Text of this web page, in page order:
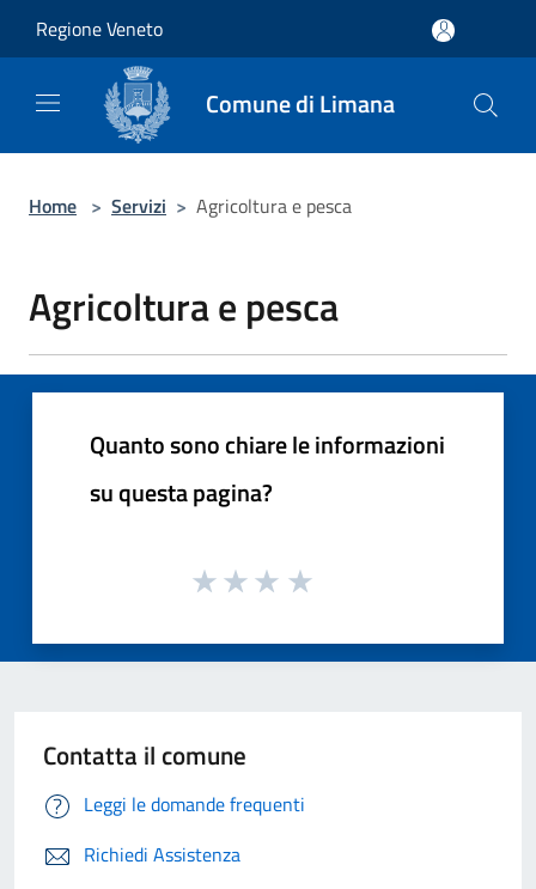
Regione Veneto
Comune di Limana
Home > Servizi > Agricoltura e pesca
Agricoltura e pesca
Quanto sono chiare le informazioni
su questa pagina?
Contatta il comune
Leggi le domande frequenti
Richiedi Assistenza